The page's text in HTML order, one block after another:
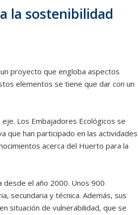
la sostenibilidad
proyecto que engloba aspectos
elementos se tiene que dar con un
Los Embajadores Ecológicos se
que han participado en las actividades
acerca del Huerto para la
desde el año 2000. Unos 900
secundaria y técnica. Además, sus
situación de vulnerabilidad, que se